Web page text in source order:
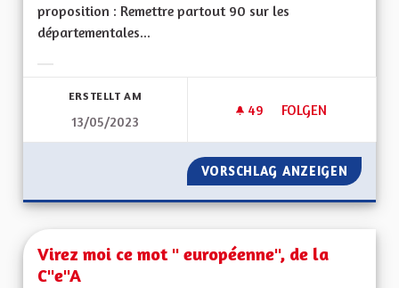
proposition : Remettre partout 90 sur les
départementales...
ERSTELLT AM
13/05/2023
49 49 FOLLOWER
FOLGEN
VITESSE À 90 KM/
VORSCHLAG ANZEIGEN
Virez moi ce mot " européenne", de la
C"e"A